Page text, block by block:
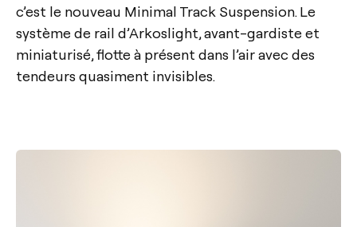
c’est le nouveau Minimal Track Suspension. Le
système de rail d’Arkoslight, avant-gardiste et
miniaturisé, flotte à présent dans l’air avec des
tendeurs quasiment invisibles.